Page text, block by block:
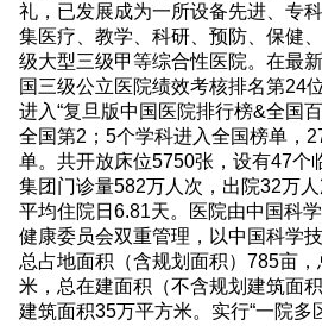
礼，已发展成为一所设备先进、专
集医疗、教学、科研、预防、保健
级大型三级甲等综合性医院。在最
国三级公立医院绩效考核排名第24
进入“复旦版中国医院排行榜&全国
全国第2；5个学科进入全国榜单，
单。共开放床位5750张，设有47个
集团门诊量582万人次，出院32万人
平均住院日6.81天。医院由中国科
健康委员会双重管理，以中国科学
总占地面积（含规划面积）785亩
米，总在建面积（不含规划建筑面
建筑面积35万平方米。实行“一院多